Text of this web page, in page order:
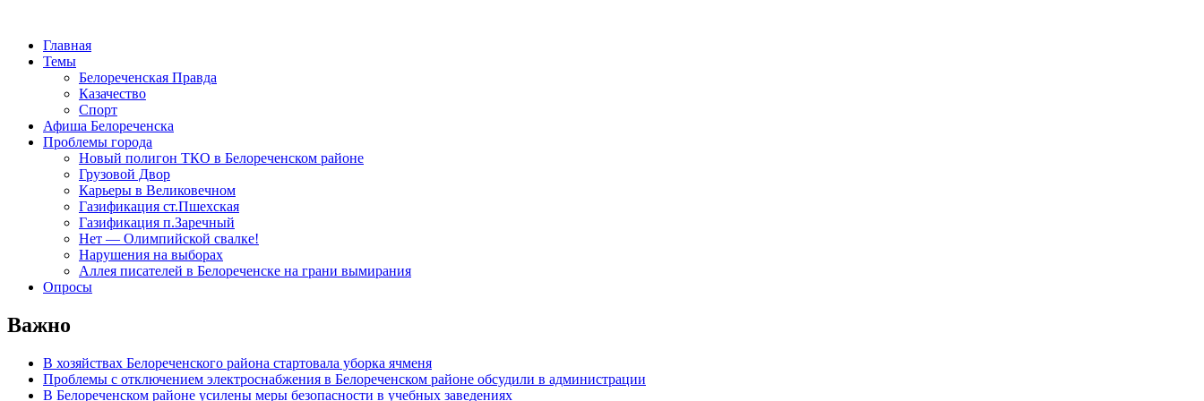
Главная
Темы
Белореченская Правда
Казачество
Спорт
Афиша Белореченска
Проблемы города
Новый полигон ТКО в Белореченском районе
Грузовой Двор
Карьеры в Великовечном
Газификация ст.Пшехская
Газификация п.Заречный
Нет — Олимпийской свалке!
Нарушения на выборах
Аллея писателей в Белореченске на грани вымирания
Опросы
Важно
В хозяйствах Белореченского района стартовала уборка ячменя
Проблемы с отключением электроснабжения в Белореченском районе обсудили в администрации
В Белореченском районе усилены меры безопасности в учебных заведениях